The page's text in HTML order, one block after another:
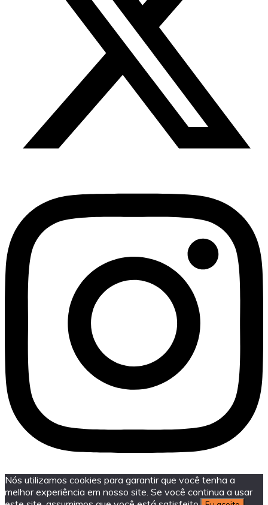
Nós utilizamos cookies para garantir que você tenha a
melhor experiência em nosso site. Se você continua a usar